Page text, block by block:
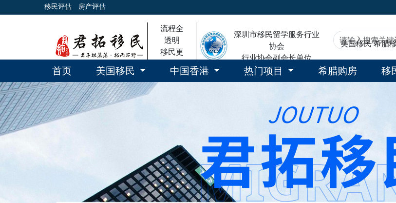
移民评估 房产评估
流程全
透明
移民更
放心
深圳市移民留学服务行业
协会
行业协会副会长单位
美国移民希腊
首页 美国移民 中国香港 热门项目 希腊购房 移